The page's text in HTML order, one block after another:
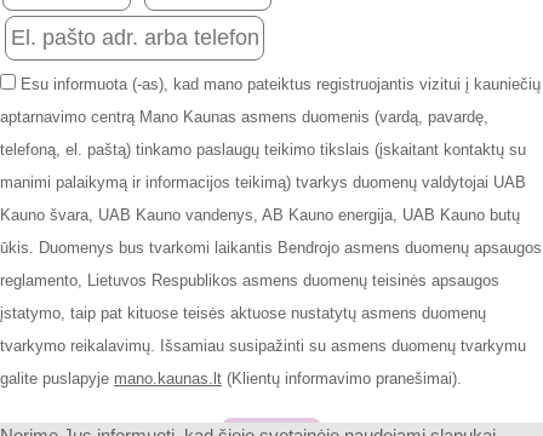
Esu informuota (-as), kad mano pateiktus registruojantis vizitui į kauniečių
aptarnavimo centrą Mano Kaunas asmens duomenis (vardą, pavardę,
telefoną, el. paštą) tinkamo paslaugų teikimo tikslais (įskaitant kontaktų su
manimi palaikymą ir informacijos teikimą) tvarkys duomenų valdytojai UAB
Kauno švara, UAB Kauno vandenys, AB Kauno energija, UAB Kauno butų
ūkis. Duomenys bus tvarkomi laikantis Bendrojo asmens duomenų apsaugos
reglamento, Lietuvos Respublikos asmens duomenų teisinės apsaugos
įstatymo, taip pat kituose teisės aktuose nustatytų asmens duomenų
tvarkymo reikalavimų. Išsamiau susipažinti su asmens duomenų tvarkymu
galite puslapyje mano.kaunas.lt (Klientų informavimo pranešimai).